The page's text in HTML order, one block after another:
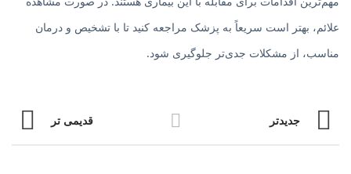
علائم، بهتر است سریعاً به پزشک مراجعه کنید تا با تشخیص و درمان
مناسب، از مشکلات جدی‌تر جلوگیری شود.
جدیدتر قدیمی تر